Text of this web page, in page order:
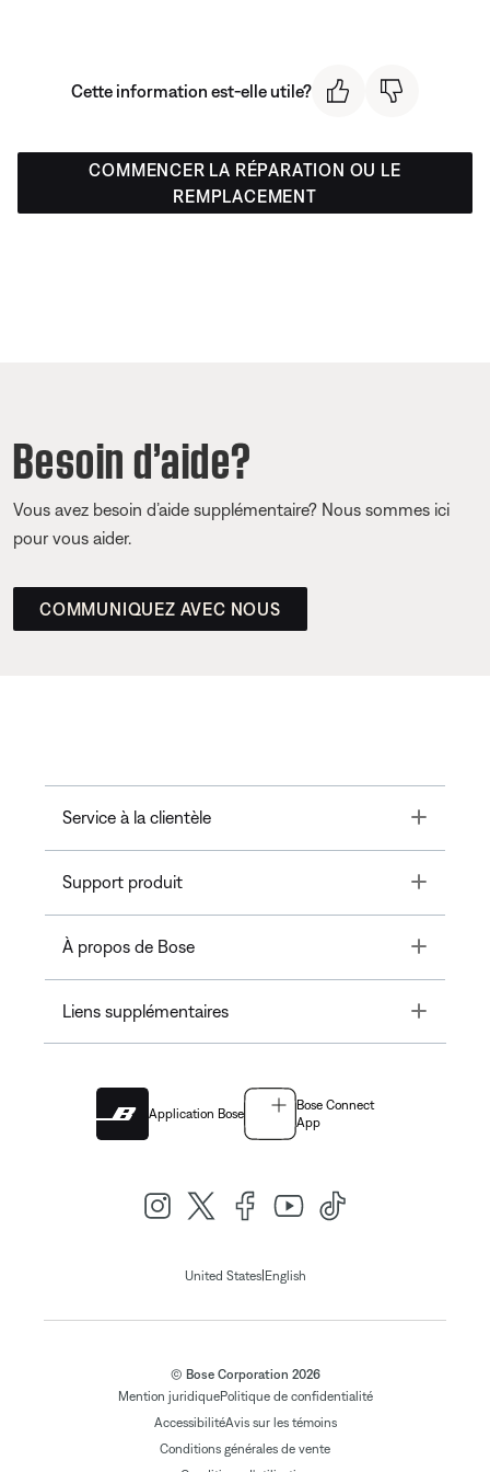
Cette information est-elle utile?
COMMENCER LA RÉPARATION OU LE
REMPLACEMENT
Besoin d’aide?
Vous avez besoin d’aide supplémentaire? Nous sommes ici
pour vous aider.
COMMUNIQUEZ AVEC NOUS
Service à la clientèle Toggle
Support produit Toggle
À propos de Bose Toggle
Liens supplémentaires Toggle
Application Bose
Bose Connect
App
United States| English
© Bose Corporation 2026
Mention juridiquePolitique de confidentialité
AccessibilitéAvis sur les témoins
Conditions générales de vente